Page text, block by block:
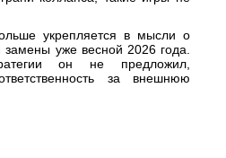
укрепляется в мысли о
замены уже весной 2026 года.
он не предложил,
за внешнюю